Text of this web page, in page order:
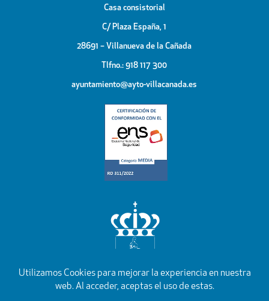
Casa consistorial
C/ Plaza España, 1
28691 – Villanueva de la Cañada
Tlfno.: 918 117 300
ayuntamiento@ayto-villacanada.es